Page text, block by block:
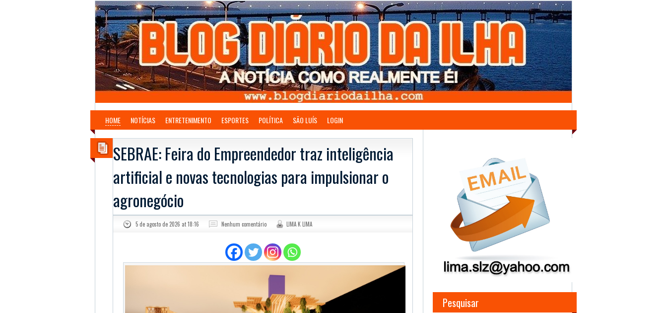
HOME NOTÍCIAS ENTRETENIMENTO ESPORTES POLÍTICA SÃO LUÍS LOGIN
SEBRAE: Feira do Empreendedor traz inteligência
artificial e novas tecnologias para impulsionar o
agronegócio
5 de agosto de 2026 at 18:16 Nenhum comentário LIMA K LIMA
Pesquisar